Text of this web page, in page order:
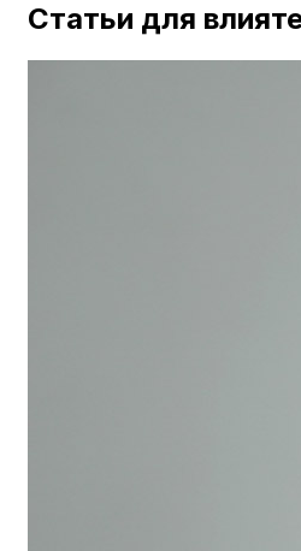
Статьи для